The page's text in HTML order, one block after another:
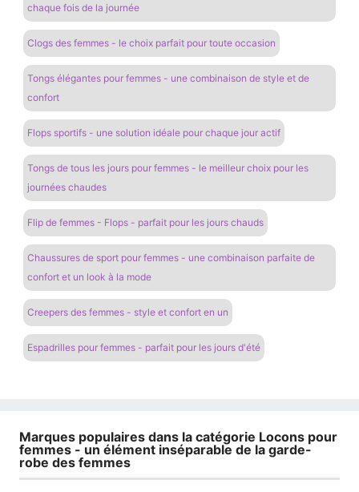
chaque fois de la journée
Clogs des femmes - le choix parfait pour toute occasion
Tongs élégantes pour femmes - une combinaison de style et de
confort
Flops sportifs - une solution idéale pour chaque jour actif
Tongs de tous les jours pour femmes - le meilleur choix pour les
journées chaudes
Flip de femmes - Flops - parfait pour les jours chauds
Chaussures de sport pour femmes - une combinaison parfaite de
confort et un look à la mode
Creepers des femmes - style et confort en un
Espadrilles pour femmes - parfait pour les jours d'été
Marques populaires dans la catégorie Locons pour
femmes - un élément inséparable de la garde-
robe des femmes